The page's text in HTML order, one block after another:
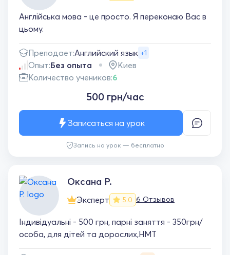
Англійська мова - це просто. Я переконаю Вас в
цьому.
Преподает:Английский язык +1
Опыт:Без опыта
Киев
Количество учеников:6
500 грн/час
Запись на урок — бесплатно
Записаться на урок
Оксана Р.
Эксперт 5.0 6 Отзывов
Індивідуальні - 500 грн, парні заняття - 350грн/
особа, для дітей та дорослих,НМТ